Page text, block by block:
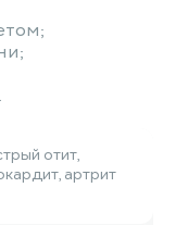
отит,
артрит